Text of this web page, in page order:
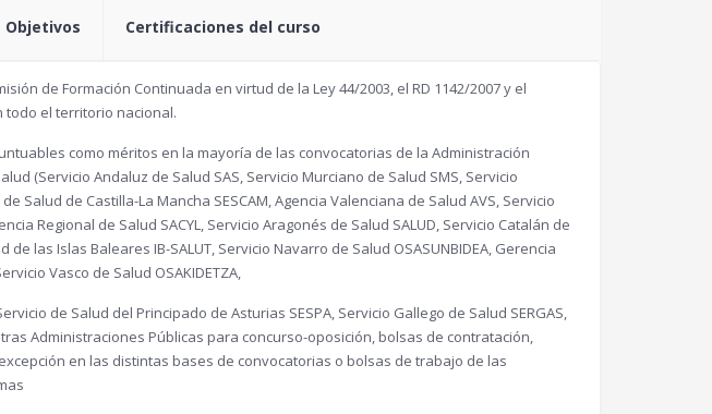
Objetivos Certificaciones del curso
de Formación Continuada en virtud de la Ley 44/2003, el RD 1142/2007 y el
todo el territorio nacional.
como méritos en la mayoría de las convocatorias de la Administración
(Servicio Andaluz de Salud SAS, Servicio Murciano de Salud SMS, Servicio
Salud de Castilla-La Mancha SESCAM, Agencia Valenciana de Salud AVS, Servicio
Regional de Salud SACYL, Servicio Aragonés de Salud SALUD, Servicio Catalán de
de las Islas Baleares IB-SALUT, Servicio Navarro de Salud OSASUNBIDEA, Gerencia
Vasco de Salud OSAKIDETZA,
de Salud del Principado de Asturias SESPA, Servicio Gallego de Salud SERGAS,
Administraciones Públicas para concurso-oposición, bolsas de contratación,
en las distintas bases de convocatorias o bolsas de trabajo de las